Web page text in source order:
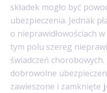
składek mogło być
ubezpieczenia. Jednak
o nieprawidłowościach
tym polu szereg
świadczeń
dobrowolne
zawieszone i zamknięte